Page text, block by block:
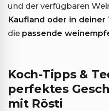
und der verfügbaren
Kaufland oder in deiner
die passende
Koch-Tipps &
perfektes
mit Rösti